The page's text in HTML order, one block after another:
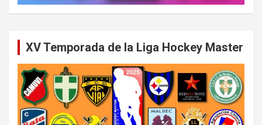
XV Temporada de la Liga Hockey Master